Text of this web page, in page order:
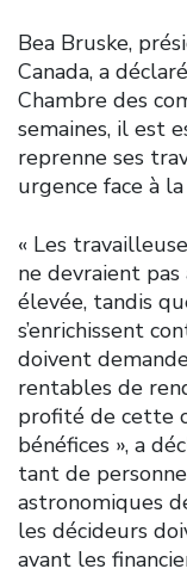
Bea Bruske,
Canada, a
Chambre des
semaines, il est
reprenne ses
urgence face à
« Les
ne devraient
élevée, tandis
s’enrichissent
doivent
rentables de
profité de cette
bénéfices », a
tant de
astronomiques
les décideurs
avant les